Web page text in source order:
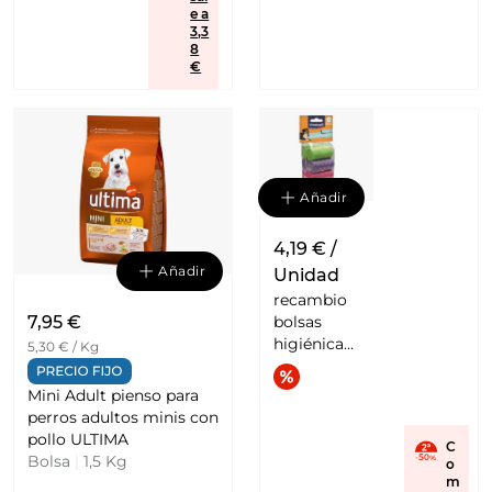
e a
3,3
8
€
Añadir
7,95 €
5,30 € / Kg
Mini Adult pienso para
perros adultos minis con
pollo ULTIMA
Bolsa
1,5 Kg
Añadir
4,19 € /
Unidad
recambio
bolsas
higiénicas
para perros
multicolor
C
o
m